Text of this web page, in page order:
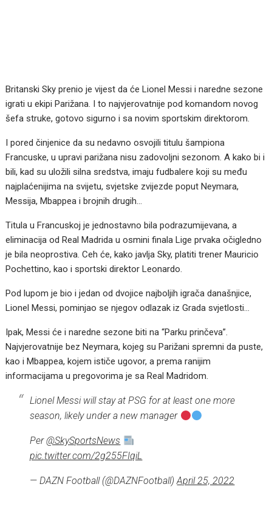
Britanski Sky prenio je vijest da će Lionel Messi i naredne sezone
igrati u ekipi Parižana. I to najvjerovatnije pod komandom novog
šefa struke, gotovo sigurno i sa novim sportskim direktorom.
I pored činjenice da su nedavno osvojili titulu šampiona
Francuske, u upravi parižana nisu zadovoljni sezonom. A kako bi i
bili, kad su uložili silna sredstva, imaju fudbalere koji su među
najplaćenijima na svijetu, svjetske zvijezde poput Neymara,
Messija, Mbappea i brojnih drugih…
Titula u Francuskoj je jednostavno bila podrazumijevana, a
eliminacija od Real Madrida u osmini finala Lige prvaka očigledno
je bila neoprostiva. Ceh će, kako javlja Sky, platiti trener Mauricio
Pochettino, kao i sportski direktor Leonardo.
Pod lupom je bio i jedan od dvojice najboljih igrača današnjice,
Lionel Messi, pominjao se njegov odlazak iz Grada svjetlosti…
Ipak, Messi će i naredne sezone biti na “Parku prinčeva”.
Najvjerovatnije bez Neymara, kojeg su Parižani spremni da puste,
kao i Mbappea, kojem ističe ugovor, a prema ranijim
informacijama u pregovorima je sa Real Madridom.
Lionel Messi will stay at PSG for at least one more
season, likely under a new manager
Per@SkySportsNews
pic.twitter.com/2g255FIqiL
— DAZN Football (@DAZNFootball)April 25, 2022